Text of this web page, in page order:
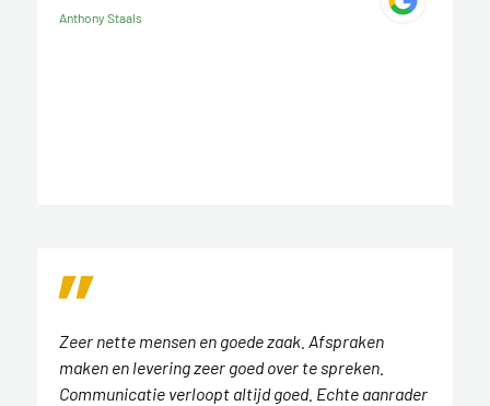
Anthony Staals
Zeer nette mensen en goede zaak. Afspraken
maken en levering zeer goed over te spreken.
Communicatie verloopt altijd goed. Echte aanrader